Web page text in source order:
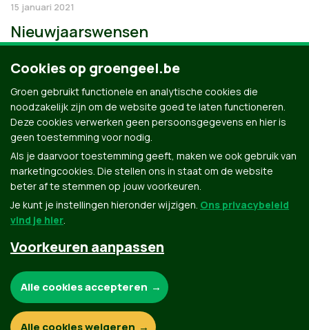
15 januari 2021
Nieuwjaarswensen
Groen.be
Contact Privacybeleid
Cookies op groengeel.be
Groen gebruikt functionele en analytische cookies die
noodzakelijk zijn om de website goed te laten functioneren.
Deze cookies verwerken geen persoonsgegevens en hier is
geen toestemming voor nodig.
Als je daarvoor toestemming geeft, maken we ook gebruik van
marketingcookies. Die stellen ons in staat om de website
beter af te stemmen op jouw voorkeuren.
Je kunt je instellingen hieronder wijzigen. Ons privacybeleid
vind je hier.
Voorkeuren aanpassen
Functionele en analytische cookies:
Alle cookies accepteren
Alle cookies weigeren